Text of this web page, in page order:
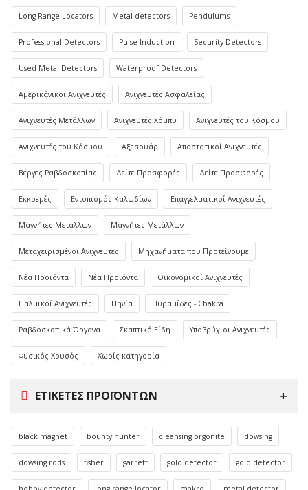
Long Range Locators Metal detectors Pendulums
Professional Detectors Pulse Induction Security Detectors
Used Metal Detectors Waterproof Detectors
Αμερικάνικοι Ανιχνευτές Ανιχνευτές Ασφαλείας
Ανιχνευτές Μετάλλων Ανιχνευτές Χόμπυ Ανιχνευτές του Κόσμου
Ανιχνευτές του Κόσμου Αξεσουάρ Αποστατικοί Ανιχνευτές
Βέργες Ραβδοσκοπίας Δείτε Προσφορές Δείτε Προσφορές
Εκκρεμές Εντοπισμός Καλωδίων Επαγγελματικοί Ανιχνευτές
Μαγνήτες Μετάλλων Μαγνήτες Μετάλλων
Μεταχειρισμένοι Ανιχνευτές Μηχανήματα που Προτείνουμε
Νέα Προϊόντα Νέα Προϊόντα Οικονομικοί Ανιχνευτές
Παλμικοί Ανιχνευτές Πηνία Πυραμίδες - Chakra
Ραβδοσκοπικά Όργανα Σκαπτικά Είδη Υποβρύχιοι Ανιχνευτές
Φυσικός Χρυσός Χωρίς κατηγορία
ΕΤΙΚΈΤΕΣ ΠΡΟΪΌΝΤΩΝ
black magnet bounty hunter cleansing orgonite dowsing
dowsing rods fisher garrett gold detector gold detector